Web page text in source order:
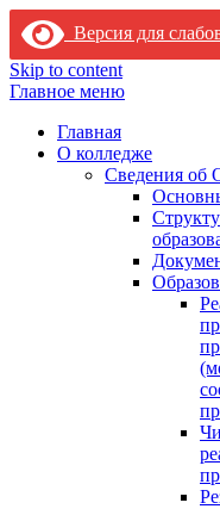
Версия для
Skip to content
Главное меню
Главная
О колледже
Сведения об